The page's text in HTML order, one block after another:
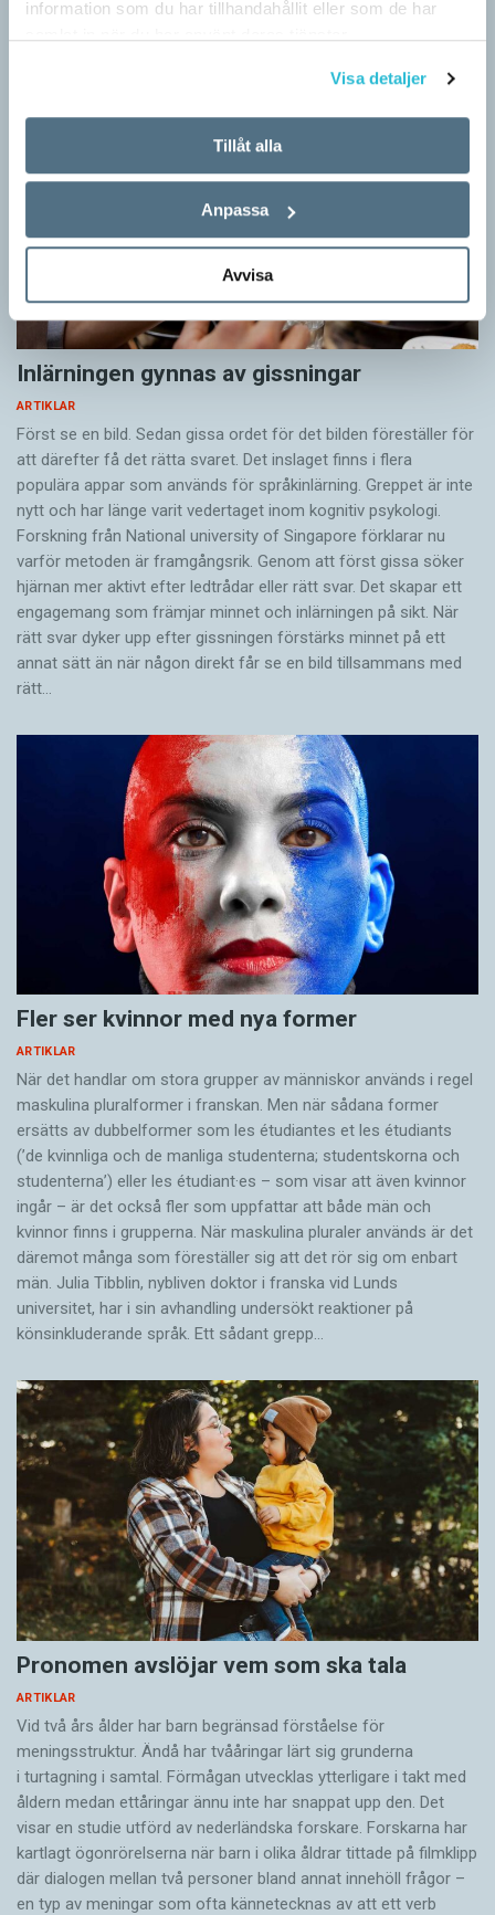
information som du har tillhandahållit eller som de har
Visa detaljer
Tillåt alla
Anpassa
Avvisa
Artiklar
Inlärningen gynnas av gissningar
ARTIKLAR
Först se en bild. Sedan gissa ordet för det bilden föreställer för
att därefter få det rätta svaret. Det inslaget finns i flera
populära appar som används för språkinlärning. Greppet är inte
nytt och har länge varit vedertaget inom kognitiv psykologi.
Forskning från National university of Singa­pore förklarar nu
varför metoden är framgångsrik. Genom att först gissa ­söker
hjärnan mer aktivt ­efter ledtrådar eller rätt svar. Det skapar ett
engagemang som främjar minnet och inlärningen på sikt. När
rätt svar dyker upp efter gissningen förstärks minnet på ett
annat sätt än när någon direkt får se en bild tillsammans med
rätt…
Fler ser kvinnor med nya former
ARTIKLAR
När det handlar om stora grupper av människor används i regel
maskulina pluralformer i franskan. Men när sådana ­former
ersätts av dubbel­former som les étudiantes et les étudiants
(’de kvinnliga och de manliga studenterna; studentskorna och
studenterna’) eller les étudiant·es – som visar att även kvinnor
ingår – är det också fler som uppfattar att både män och
kvinnor finns i grupperna. När maskulina pluraler används är det
där­emot många som föreställer sig att det rör sig om enbart
män. Julia Tibblin, nybliven doktor i franska vid Lunds
universitet, har i sin avhandling undersökt reaktioner på
könsinkluderande språk. Ett sådant grepp…
Pronomen avslöjar vem som ska tala
ARTIKLAR
Vid två års ålder har barn begränsad förståelse för
meningsstruktur. Ändå har tvååringar lärt sig grunderna
i turtagning i samtal. Förmågan utvecklas ytterligare i takt med
åldern medan ettåringar ännu inte har snappat upp den. Det
visar en studie utförd av nederländska forskare. Forskarna har
kartlagt ögonrörelserna när barn i olika åldrar tittade på filmklipp
där dialogen mellan två personer bland annat innehöll frågor –
en typ av meningar som ofta kännetecknas av att ett verb